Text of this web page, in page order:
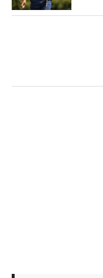
のは、その翌年の
そのまた翌年、松